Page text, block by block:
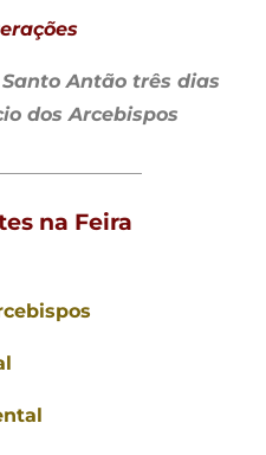
Antão três dias
dos Arcebispos
na Feira